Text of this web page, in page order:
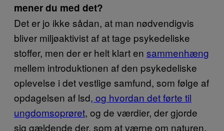
mener du med det?
Det er jo ikke sådan, at man nødvendigvis
bliver miljøaktivist af at tage psykedeliske
stoffer, men der er helt klart en sammenhæng
mellem introduktionen af den psykedeliske
oplevelse i det vestlige samfund, som følge af
opdagelsen af lsd, og hvordan det førte til
ungdomsoprøret, og de værdier, der gjorde
sig gældende der, som at værne om naturen,